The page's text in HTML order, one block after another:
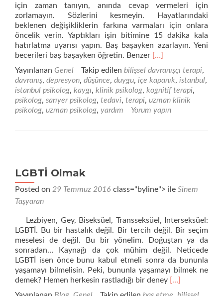
için zaman tanıyın, anında cevap vermeleri için
zorlamayın. Sözlerini kesmeyin. Hayatlarındaki
beklenen değişikliklerin farkına varmaları için onlara
öncelik verin. Yaptıkları işin bitimine 15 dakika kala
hatırlatma uyarısı yapın. Baş başayken azarlayın. Yeni
becerileri baş başayken öğretin. Benzer Daha
okuyunİçe
kapanıklarla
nasıl
ilgilenilmeli?
[…]
Yayınlanan Genel Takip edilen bilişsel davranışçı terapi,
davranış, depresyon, düşünce, duygu, içe kapanık, istanbul,
istanbul psikolog, kaygı, klinik psikolog, kognitif terapi,
psikolog, sarıyer psikolog, tedavi, terapi, uzman klinik
psikolog, uzman psikolog, yardım Yorum yapın
LGBTİ Olmak
Posted on 29 Temmuz 2016 class="byline"> ile Sinem
Taşyaran
Lezbiyen, Gey, Biseksüel, Transseksüel, Interseksüel:
LGBTİ. Bu bir hastalık değil. Bir tercih değil. Bir seçim
meselesi de değil. Bu bir yönelim. Doğuştan ya da
sonradan… Kaynağı da çok mühim değil. Neticede
LGBTİ isen önce bunu kabul etmeli sonra da bununla
yaşamayı bilmelisin. Peki, bununla yaşamayı bilmek ne
demek? Hemen herkesin rastladığı bir deney Daha
[…]